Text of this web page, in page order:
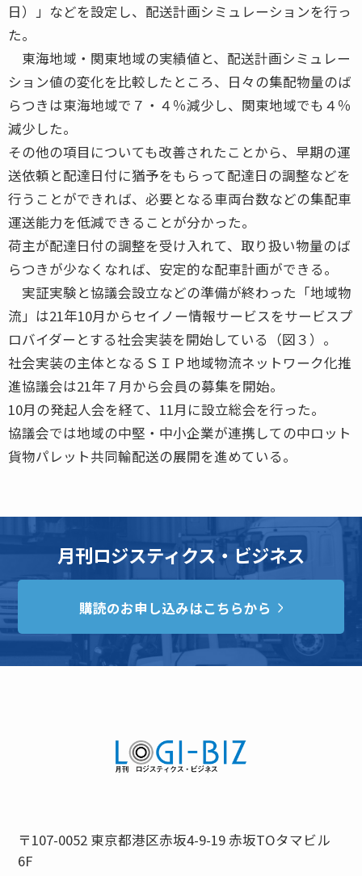
日）」などを設定し、配送計画シミュレーションを行っ
た。
東海地域・関東地域の実績値と、配送計画シミュレー
ション値の変化を比較したところ、日々の集配物量のば
らつきは東海地域で７・４％減少し、関東地域でも４％
減少した。
その他の項目についても改善されたことから、早期の運
送依頼と配達日付に猶予をもらって配達日の調整などを
行うことができれば、必要となる車両台数などの集配車
運送能力を低減できることが分かった。
荷主が配達日付の調整を受け入れて、取り扱い物量のば
らつきが少なくなれば、安定的な配車計画ができる。
実証実験と協議会設立などの準備が終わった「地域物
流」は21年10月からセイノー情報サービスをサービスプ
ロバイダーとする社会実装を開始している（図３）。
社会実装の主体となるＳＩＰ地域物流ネットワーク化推
進協議会は21年７月から会員の募集を開始。
10月の発起人会を経て、11月に設立総会を行った。
協議会では地域の中堅・中小企業が連携しての中ロット
貨物パレット共同輸配送の展開を進めている。
月刊ロジスティクス・ビジネス
購読のお申し込みはこちらから
〒107-0052 東京都港区赤坂4-9-19 赤坂TOタマビル
6F